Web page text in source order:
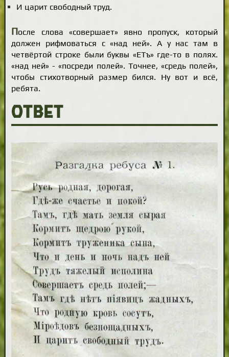
И царит свободный труд.
После слова «совершает» явно пропуск, который
должен рифмоваться с «над ней». А у нас там в
четвёртой строке были буквы «ЕТъ» где-то в полях.
«над ней» - «посреди полей». Точнее, «средь полей»,
чтобы стихотворный размер бился. Ну вот и всё,
ребята.
Ответ